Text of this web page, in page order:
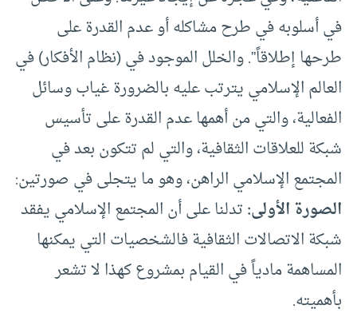
في أسلوبه في طرح مشاكله أو عدم القدرة على
طرحها إطلاقاً”. والخلل الموجود في (نظام الأفكار) في
العالم الإسلامي يترتب عليه بالضرورة غياب وسائل
الفعالية، والتي من أهمها عدم القدرة على تأسيس
شبكة للعلاقات الثقافية، والتي لم تتكون بعد في
المجتمع الإسلامي الراهن، وهو ما يتجلى في صورتين:
الصورة الأولى:تدلنا على أن المجتمع الإسلامي يفقد
شبكة الاتصالات الثقافية فالشخصيات التي يمكنها
المساهمة مادياً في القيام بمشروع كهذا لا تشعر
بأهميته.